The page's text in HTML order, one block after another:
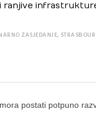
ZASJEDANJE,